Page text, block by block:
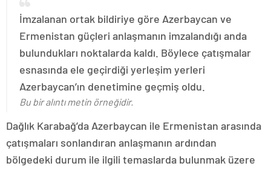
İmzalanan ortak bildiriye göre Azerbaycan ve
Ermenistan güçleri anlaşmanın imzalandığı anda
bulundukları noktalarda kaldı. Böylece çatışmalar
esnasında ele geçirdiği yerleşim yerleri
Azerbaycan’ın denetimine geçmiş oldu.
Bu bir alıntı metin örneğidir.
Dağlık Karabağ’da Azerbaycan ile Ermenistan arasında
çatışmaları sonlandıran anlaşmanın ardından
bölgedeki durum ile ilgili temaslarda bulunmak üzere